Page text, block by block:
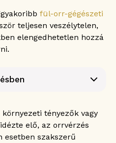
fül-orr-gégészeti
teljesen veszélytelen,
elengedhetetlen hozzá
orrvérzéssel?
fül-orr-gégészeten
tényezők vagy
elő, az orrvérzés
esetben szakszerű